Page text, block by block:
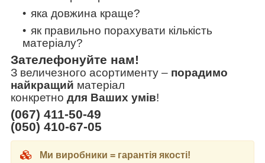
яка довжина краще?
як правильно порахувати кількість
матеріалу?
Зателефонуйте нам!
З величезного асортименту – порадимо
найкращий матеріал
конкретно для Ваших умів!
(067) 411-50-49
(050) 410-67-05
Ми виробники = гарантія якості!